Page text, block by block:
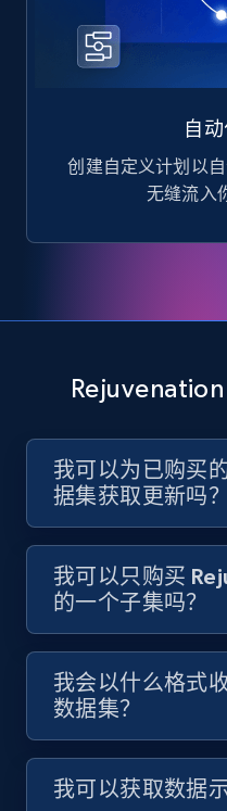
自
创建自定义计划以
无缝流入
我可以为已购买
据集获取更新吗？
我可以只购买
的一个子集吗？
我会以什么格式
数据集？
我可以获取数据